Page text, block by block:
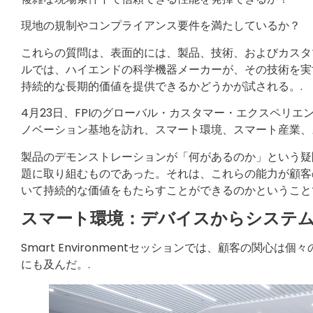
現地の規制やコンプライアンス要件を満たしているか？
これらの質問は、表面的には、製品、技術、およびカス
ルでは、ハイエンドの科学機器メーカーが、その技術を
持続的な長期的価値を提供できるかどうかが試される。.
4月23日、FPIのグローバル・カスタマー・エクスペリ
ノベーション基地を訪れ、スマート環境、スマート産業
製品のデモンストレーションが「何があるのか」という
題に取り組むものであった。それは、これらの能力が顧
いて持続的な価値をもたらすことができるのかというこ
スマート環境：デバイスからシステ
Smart Environmentセッションでは、顧客の関心は個々
にも及んだ。.